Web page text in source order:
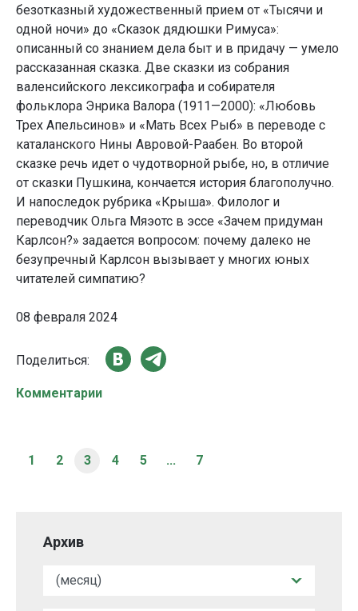
безотказный художественный прием от «Тысячи и
одной ночи» до «Сказок дядюшки Римуса»:
описанный со знанием дела быт и в придачу — умело
рассказанная сказка. Две сказки из собрания
валенсийского лексикографа и собирателя
фольклора Энрика Валора (1911—2000): «Любовь
Трех Апельсинов» и «Мать Всех Рыб» в переводе с
каталанского Нины Авровой-Раабен. Во второй
сказке речь идет о чудотворной рыбе, но, в отличие
от сказки Пушкина, кончается история благополучно.
И напоследок рубрика «Крыша». Филолог и
переводчик Ольга Мяэотс в эссе «Зачем придуман
Карлсон?» задается вопросом: почему далеко не
безупречный Карлсон вызывает у многих юных
читателей симпатию?
08 февраля 2024
Поделиться:
Комментарии
1 2 3 4 5 ... 7
Архив